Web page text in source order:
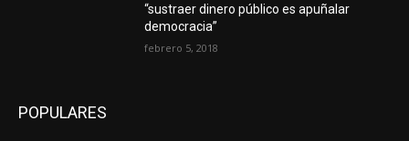
“sustraer dinero público es apuñalar
democracia”
febrero 5, 2018
POPULARES